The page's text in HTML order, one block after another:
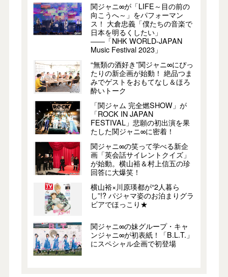
関ジャニ∞が「LIFE～目の前の
向こうへ～」をパフォーマン
ス！ 大倉忠義「僕たちの音楽で
日本を明るくしたい」
――「NHK WORLD-JAPAN
Music Festival 2023」
“無類の酒好き”関ジャニ∞にぴっ
たりの新企画が始動！ 絶品つま
みでゲストをおもてなし＆ほろ
酔いトーク
「関ジャム 完全燃SHOW」が
「ROCK IN JAPAN
FESTIVAL」悲願の初出演を果
たした関ジャニ∞に密着！
関ジャニ∞の笑って学べる新企
画「英会話サイレントクイズ」
が始動。横山裕＆村上信五の珍
回答に大爆笑！
横山裕×川原瑛都が“2人暮ら
し”!? パジャマ姿のお泊まりグラ
ビアでほっこり★
関ジャニ∞の妹グループ・キャ
ンジャニ∞が初表紙！「B.L.T.」
にスペシャル企画で初登場